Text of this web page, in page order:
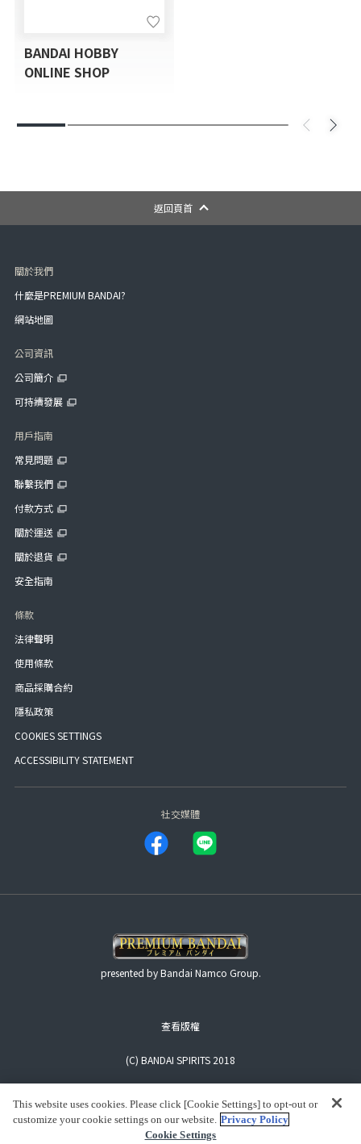
BANDAI HOBBY
ONLINE SHOP
返回頁首
關於我們
什麼是PREMIUM BANDAI?
網站地圖
公司資訊
公司簡介
可持續發展
用戶指南
常見問題
聯繫我們
付款方式
關於運送
關於退貨
安全指南
條款
法律聲明
使用條款
商品採購合約
隱私政策
COOKIES SETTINGS
ACCESSIBILITY STATEMENT
社交媒體
presented by Bandai Namco Group.
查看版權
(C) BANDAI SPIRITS 2018
This website uses cookies. Please click [Cookie Settings] to opt-out or
customize your cookie settings on our website. Privacy Policy
Cookie Settings